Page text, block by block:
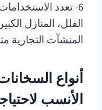
6- تعدد
الفلل، المنازل
المنشآت التجارية
أنواع
الأنسب